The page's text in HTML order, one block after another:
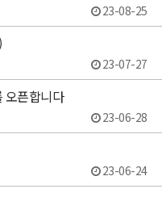
23-08-25
23-07-27
오픈합니다
23-06-28
23-06-24